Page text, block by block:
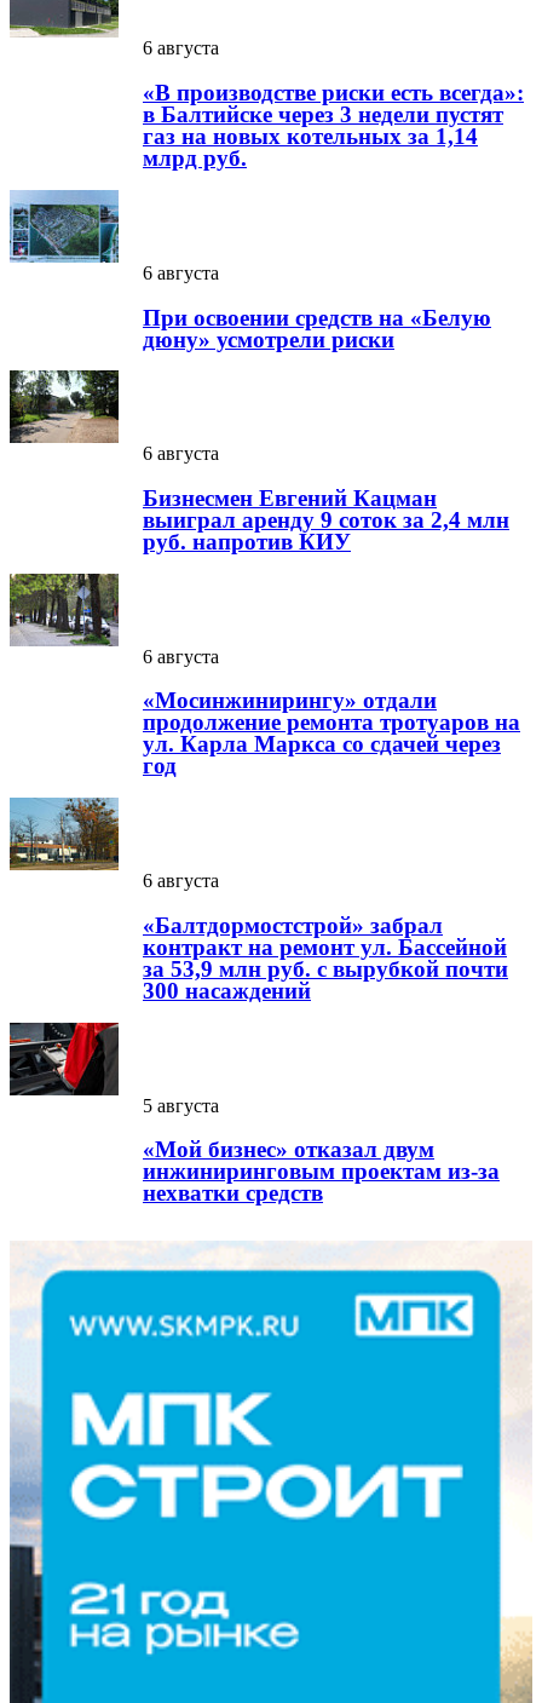
6 августа
«В производстве риски есть всегда»:
в Балтийске через 3 недели пустят
газ на новых котельных за 1,14
млрд руб.
6 августа
При освоении средств на «Белую
дюну» усмотрели риски
6 августа
Бизнесмен Евгений Кацман
выиграл аренду 9 соток за 2,4 млн
руб. напротив КИУ
6 августа
«Мосинжинирингу» отдали
продолжение ремонта тротуаров на
ул. Карла Маркса со сдачей через
год
6 августа
«Балтдормостстрой» забрал
контракт на ремонт ул. Бассейной
за 53,9 млн руб. с вырубкой почти
300 насаждений
5 августа
«Мой бизнес» отказал двум
инжиниринговым проектам из-за
нехватки средств